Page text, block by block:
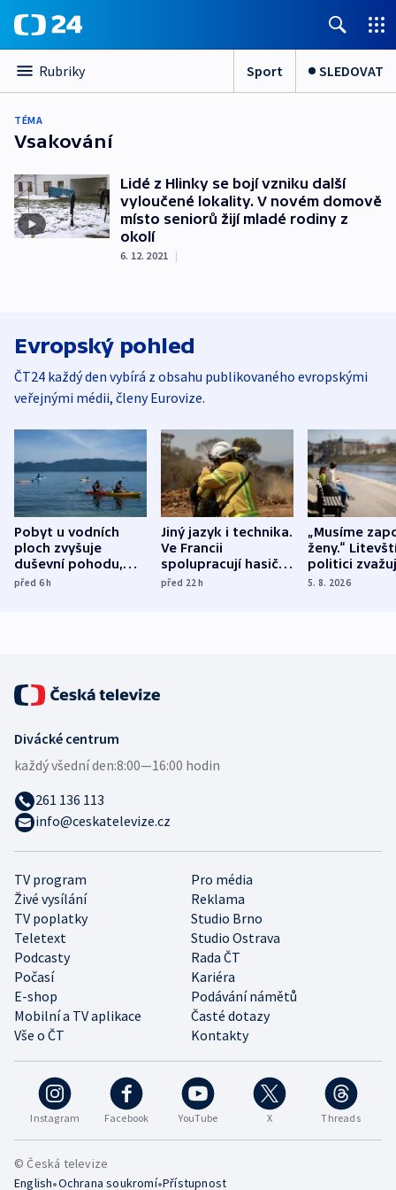
Rubriky Sport SLEDOVAT
TÉMA
Vsakování
Lidé z Hlinky se bojí vzniku další
vyloučené lokality. V novém domově
místo seniorů žijí mladé rodiny z
okolí
6. 12. 2021 |
Evropský pohled
ČT24 každý den vybírá z obsahu publikovaného evropskými
veřejnými médii, členy Eurovize.
Pobyt u vodních
ploch zvyšuje
duševní pohodu,
ukázala
před 6h
Jiný jazyk i technika.
Ve Francii
spolupracují hasiči z
různých zemí
před 22h
„Musíme
ženy.“
politici
dohodu o
5. 8. 2026
Instagram Facebook YouTube X Threads
TV program
Pro média
Živé vysílání
Reklama
TV poplatky
Studio Brno
Teletext
Studio Ostrava
Podcasty
Rada ČT
Počasí
Kariéra
E-shop
Podávání námětů
Mobilní a TV aplikace
Časté dotazy
Vše o ČT
Kontakty
Divácké centrum
každý všední den:8:00—16:00 hodin
261 136 113
info@ceskatelevize.cz
© Česká televize
English•Ochrana soukromí•Přístupnost